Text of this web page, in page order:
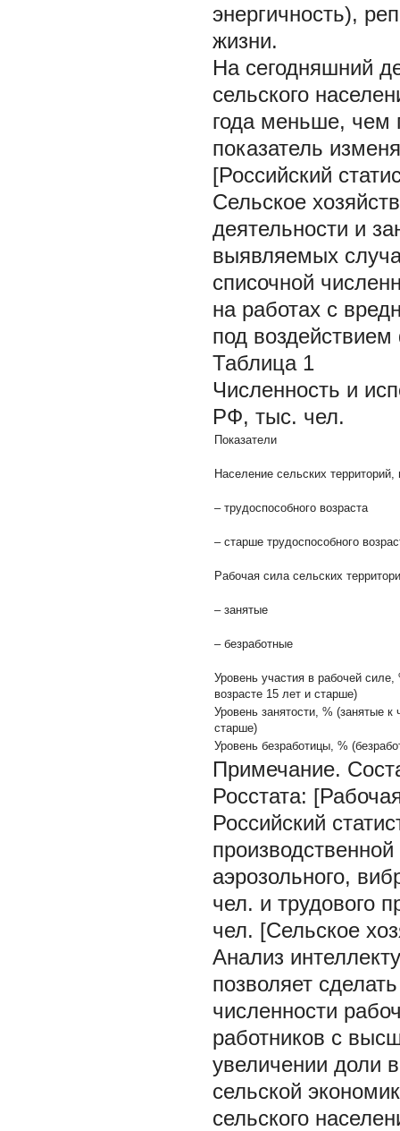
энергичность),
жизни.
На сегодняшний
сельского
года меньше, чем
показатель
[Российский
Сельское
деятельности и
выявляемых
списочной
на работах с
под
Таблица 1
Численность и
РФ, тыс. чел.
Показатели
Население сельских
– трудоспособного возраста
– старше трудоспособного
Рабочая сила сельских
– занятые
– безработные
Уровень участия в рабочей
возрасте 15 лет и старше)
Уровень занятости, % (занятые
старше)
Уровень безработицы, %
Примечание.
Росстата:
Российский
аэрозольного,
чел. и трудового
чел. [Сельское
Анализ
позволяет
численности
работников с
увеличении доли
сельской
сельского